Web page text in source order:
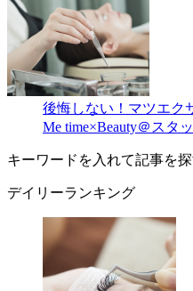
後悔しない！マツエク
Me time×Beauty＠スタ
キーワードを入れて記事を
デイリーランキング